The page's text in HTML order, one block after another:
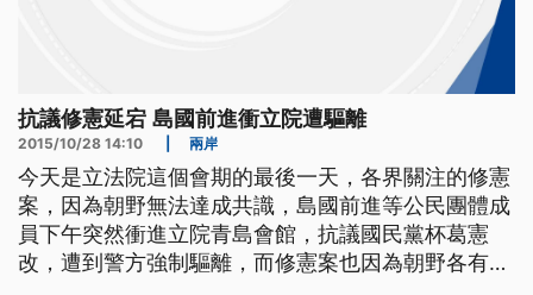
抗議修憲延宕 島國前進衝立院遭驅離
2015/10/28 14:10 兩岸
今天是立法院這個會期的最後一天，各界關注的修憲
案，因為朝野無法達成共識，島國前進等公民團體成
員下午突然衝進立院青島會館，抗議國民黨杯葛憲
改，遭到警方強制驅離，而修憲案也因為朝野各有堅